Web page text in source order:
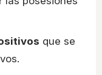
que se